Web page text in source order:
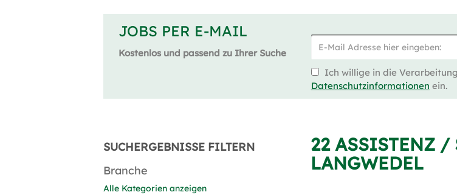
JOBS PER E-MAIL
Kostenlos und passend zu Ihrer Suche
Ich willige in die
Datenschutzinformationen ein.
SUCHERGEBNISSE FILTERN
Branche
Alle Kategorien anzeigen
22 ASSISTENZ /
LANGWEDEL